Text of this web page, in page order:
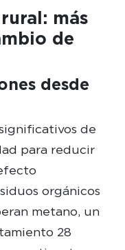
más
de
desde
de
para reducir
orgánicos
metano, un
28